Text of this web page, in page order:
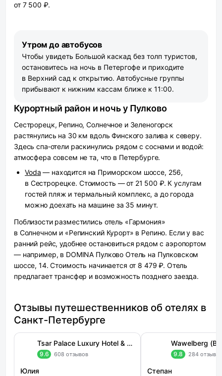
от 7 500 ₽.
Утром до автобусов
Чтобы увидеть Большой каскад без толп туристов,
остановитесь на ночь в Петергофе и приходите
в Верхний сад к открытию. Автобусные группы
прибывают к нижним кассам ближе к 11:00.
Курортный район и ночь у Пулково
Сестрорецк, Репино, Солнечное и Зеленогорск
растянулись на 30 км вдоль Финского залива к северу.
Здесь спа‑отели раскинулись рядом с соснами и водой:
атмосфера совсем не та, что в Петербурге.
Voda — находится на Приморском шоссе, 256,
в Сестрорецке. Стоимость — от 21 500 ₽. К услугам
гостей пляж и термальный комплекс, а до города
можно доехать на машине за 35 минут.
Поблизости разместились отель «Гармония»
в Солнечном и «Репинский Курорт» в Репино. Если у вас
ранний рейс, удобнее остановиться рядом с аэропортом
— например, в DOMINA Пулково Отель на Пулковском
шоссе, 14. Стоимость начинается от 8 479 ₽. Отель
предлагает трансфер и возможность позднего заезда.
Отзывы путешественников об отелях в
Санкт-Петербурге
Tsar Palace Luxury Hotel & SPA (Царь Палас)
9.6 608 отзывов
Юлия
Wawelberg
9.8 284 отзыва
Степан